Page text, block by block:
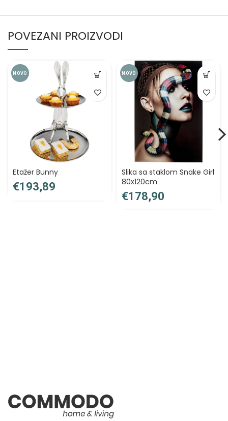
POVEZANI PROIZVODI
NOVO
Etažer Bunny
€
NOVO
Slika sa staklom Snake Girl
80x120cm
€